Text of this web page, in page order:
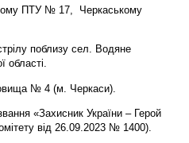
ПТУ № 17, Черкаському
поблизу сел. Водяне
області.
№ 4 (м. Черкаси).
«Захисник України – Герой
від 26.09.2023 № 1400).